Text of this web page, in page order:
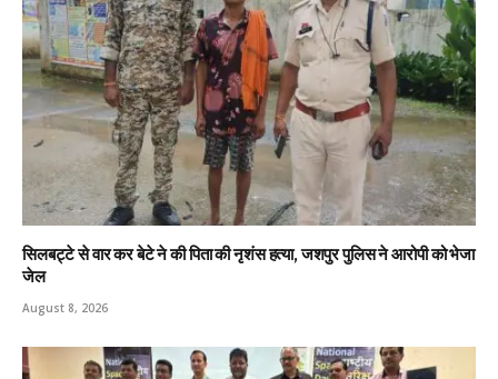
सिलबट्टे से वार कर बेटे ने की पिता की नृशंस हत्या, जशपुर पुलिस ने आरोपी को भेजा
जेल
August 8, 2026